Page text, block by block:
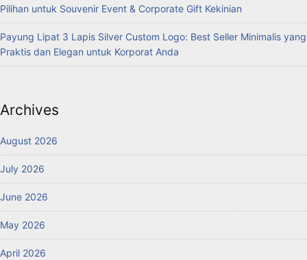
Pilihan untuk Souvenir Event & Corporate Gift Kekinian
Payung Lipat 3 Lapis Silver Custom Logo: Best Seller Minimalis yang
Praktis dan Elegan untuk Korporat Anda
Archives
August 2026
July 2026
June 2026
May 2026
April 2026